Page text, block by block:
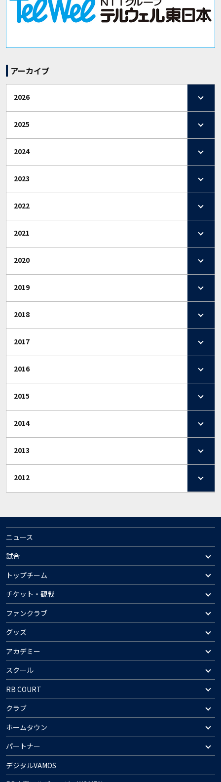
アーカイブ
2026
2025
2024
2023
2022
2021
2020
2019
2018
2017
2016
2015
2014
2013
2012
ニュース
試合
トップチーム
チケット・観戦
ファンクラブ
グッズ
アカデミー
スクール
RB COURT
クラブ
ホームタウン
パートナー
デジタルVAMOS